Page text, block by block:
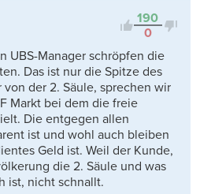
190
0
UBS-Manager schröpfen die
Das ist nur die Spitze des
von der 2. Säule, sprechen wir
Markt bei dem die freie
Die entgegen allen
ist und wohl auch bleiben
Geld ist. Weil der Kunde,
die 2. Säule und was
ist, nicht schnallt.